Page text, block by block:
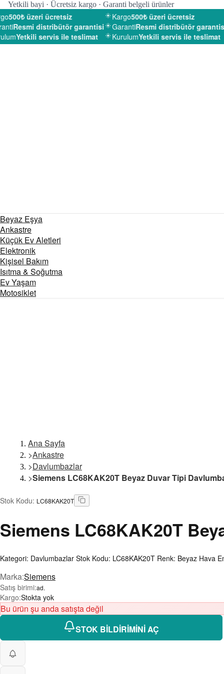
Yetkili bayi · Ücretsiz kargo · Garanti belgeli ürünler
500₺ üzeri ücretsiz
Resmi distribütör garantisi
Yetkili servis ile teslimat
Kargo500₺ üzeri ücretsiz
GarantiResmi distribütör garantisi
KurulumYetkili servis ile teslimat
Beyaz Eşya
Ankastre
Küçük Ev Aletleri
Elektronik
Kişisel Bakım
Isıtma & Soğutma
Ev Yaşam
Motosiklet
Ana Sayfa
>Ankastre
>Davlumbazlar
>Siemens LC68KAK20T Beyaz Duvar Tipi
Stok Kodu: LC68KAK20T
Siemens LC68KAK20T
Kategori: Davlumbazlar Stok Kodu: LC68KAK20T Renk: Beyaz Hava
Marka:Siemens
Satış birimi:ad.
Kargo:Stokta yok
Bu ürün şu anda satışta değil
STOK BİLDİRİMİNİ AÇ